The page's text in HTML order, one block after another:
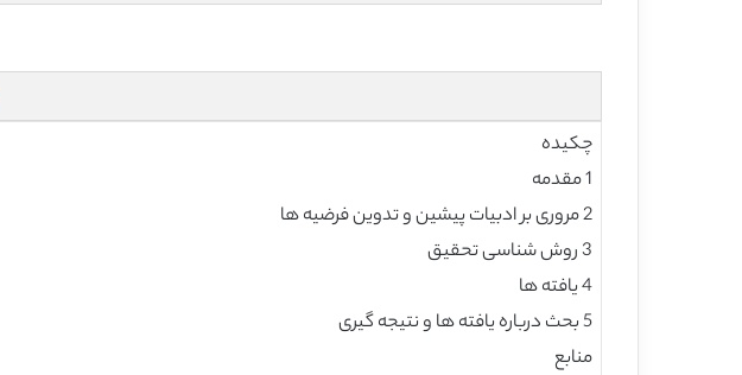
چکیده
1 مقدمه
2 مروری بر ادبیات پیشین و تدوین فرضیه ها
3 روش شناسی تحقیق
4 یافته ها
5 بحث درباره یافته ها و نتیجه گیری
منابع